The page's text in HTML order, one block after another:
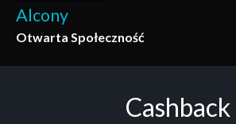
Alcony
Otwarta Społeczność
Cashback